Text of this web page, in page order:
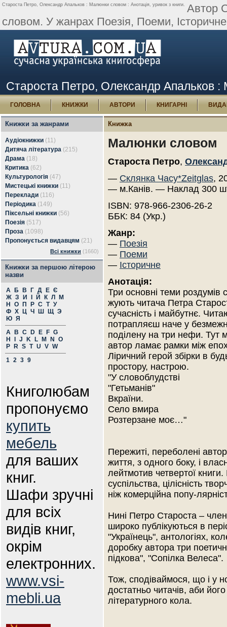
Староста Петро, Олександр Апальков : Малюнки словом : Анотація, уривок з книги. Автор
словом. У жанрах Поезія, Поеми,
Староста Петро, Олександр Апальков :
ГОЛОВНА КНИЖКИ АВТОРИ КНИГАРНІ
Книжки за жанрами
Аудіокнижки (11)
Дитяча література (215)
Драма (18)
Критика (62)
Культурологія (47)
Мистецькі книжки (11)
Переклади (116)
Періодика (149)
Піксельні книжки (56)
Поезія (517)
Проза (1098)
Пропонується видавцям (21)
Всі книжки (1660)
Книжки за першою літерою
назви
А Б В Г Д Е Є
Ж З И Й К Л
М
Н
О П Р С Т У
Ф Х Ц Ч Ш Щ Э
Ю Я
A
B C D E F G
H
J K L M N
O
P
R S T U V W
1 2 3 9
Книголюбам
пропонуємо
купить
мебель
для ваших
книг.
Шафи зручні
для всіх
видів книг,
окрім
електронних.
www.vsi-
mebli.ua
Книжка
Малюнки словом
Староста Петро,
— Склянка Часу*Zeitglas,
— м.Канів. — Наклад 300
ISBN: 978-966-2306-26-2
ББК: 84 (Укр.)
Жанр:
— Поезія
— Поеми
— Історичне
Анотація:
Три основні теми роздумів
жують читача Петра
сучасність і майбутнє.
потрапляєш наче у
поділену на три нефи. Тут
автор ламає рамки між
Ліричний герой збірки в
простору, настрою.
"У словоблудстві
"Гетьманів"
Вкраїни.
Село вмира
Розтерзане моє…"
Пережиті, переболені
життя, з одного боку, і
лейтмотив четвертої
суспільства, цілісність
ніж комерційна попу-
Нині Петро Староста –
широко публікуються в
"Українець", антологіях,
доробку автора три
підкова", "Сопілка Велеса".
Тож, сподіваймося, що і у
достатньо читачів, аби
літературного кола.